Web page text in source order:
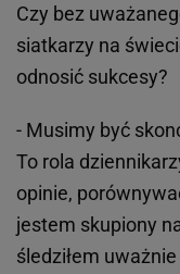
Czy bez
siatkarzy na
odnosić sukcesy?
- Musimy być
To rola
opinie,
jestem skupiony
śledziłem